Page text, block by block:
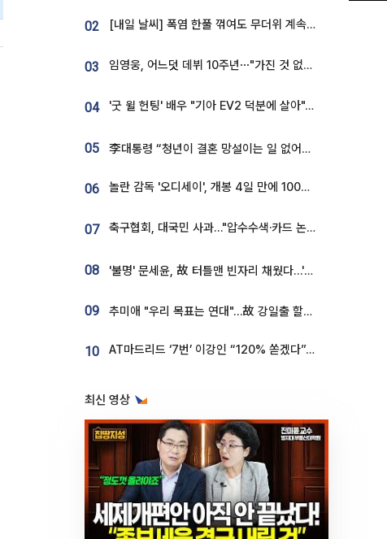
02 [내일 날씨] 폭염 한풀 꺾여도 무더위 계속⋯동해안 이틀 연속 비
03 임영웅, 어느덧 데뷔 10주년⋯"가진 것 없던 시절, 내 앞엔 20명의 팬뿐"
04 '굿 윌 헌팅' 배우 "기아 EV2 덕분에 살아"…교통사고 후 안전성 극찬
05 李대통령 “청년이 결혼 망설이는 일 없어야...제도상 불이익 조사”
06 놀란 감독 '오디세이', 개봉 4일 만에 100만 돌파⋯'왕사남' 보다 빠르다
07 축구협회, 대국민 사과…"압수수색·카드 논란 사죄, 강도 높은 쇄신"
08 '불명' 문세윤, 故 터틀맨 빈자리 채웠다…'거북이' 눈물의 최종 우승
09 추미애 "우리 목표는 연대"…故 강일출 할머니 흉상 제막
10 AT마드리드 ‘7번’ 이강인 “120% 쏟겠다”⋯시메오네 감독 “필요한 선수”
최신 영상